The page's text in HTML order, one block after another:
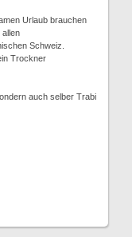
Urlaub brauchen
allen
Schweiz.
Trockner
auch selber Trabi